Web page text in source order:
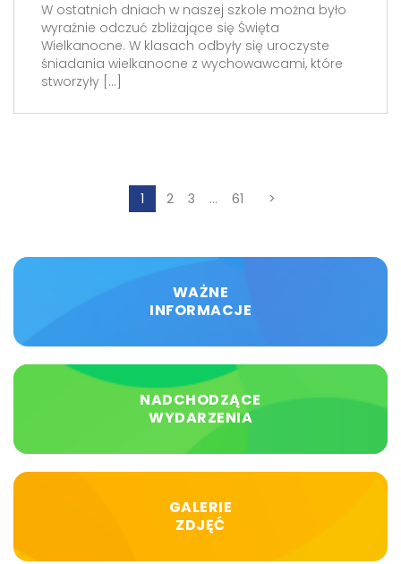
W ostatnich dniach w naszej szkole można było
wyraźnie odczuć zbliżające się Święta
Wielkanocne. W klasach odbyły się uroczyste
śniadania wielkanocne z wychowawcami, które
stworzyły […]
1 2 3 … 61 >
WAŻNE
INFORMACJE
NADCHODZĄCE
WYDARZENIA
GALERIE
ZDJĘĆ